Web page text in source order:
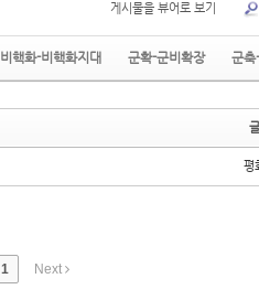
게시물을 뷰어로 보기
비핵화-비핵화지대 군확-군비확장
군축
평
1 Next